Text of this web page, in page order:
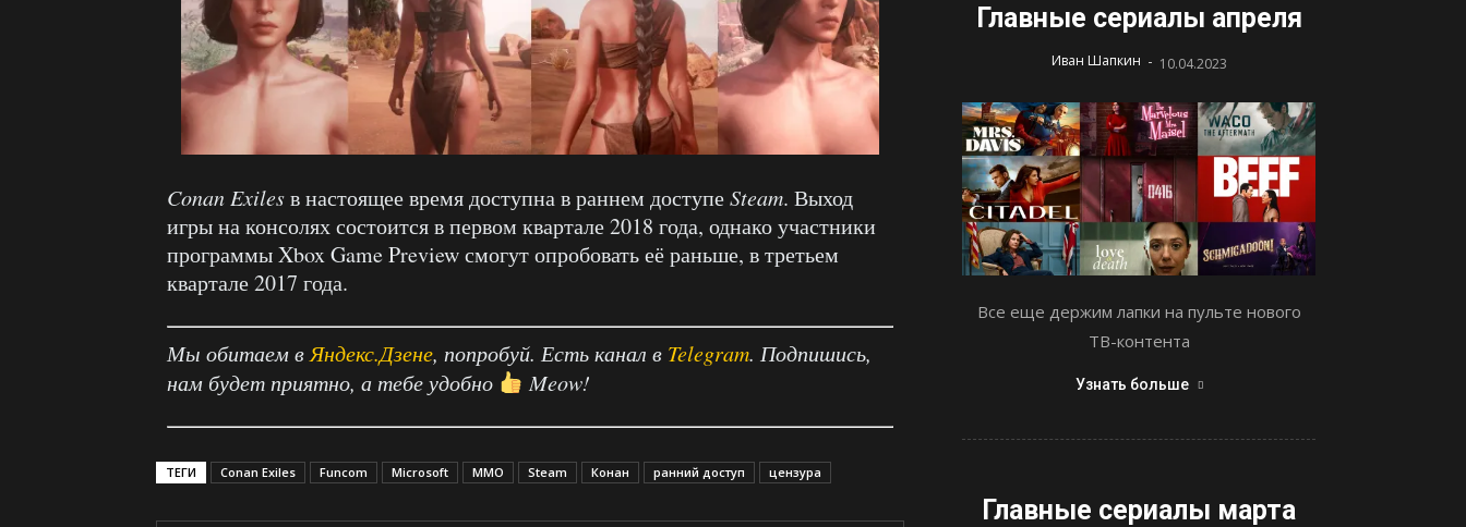
Conan Exilesв настоящее время доступна в раннем доступеSteam. Выход
игры на консолях состоится в первом квартале 2018 года, однако участники
программы Xbox Game Preview смогут опробовать её раньше, в третьем
квартале 2017 года.
Мы обитаем в Яндекс.Дзене, попробуй. Есть канал в Telegram. Подпишись,
нам будет приятно, а тебе удобно
Meow!
ТЕГИ Conan Exiles Funcom Microsoft MMO Steam Конан ранний доступ цензура
Главные сериалы апреля
Иван Шапкин - 10.04.2023
Все еще держим лапки на пульте нового
ТВ-контента
Узнать больше
Главные сериалы марта